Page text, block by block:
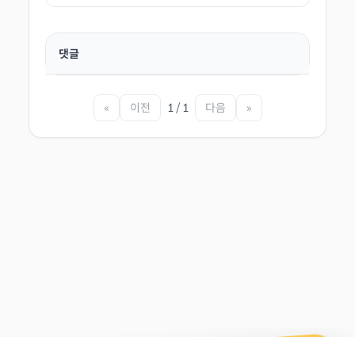
댓글
« 이전 1 / 1 다음 »